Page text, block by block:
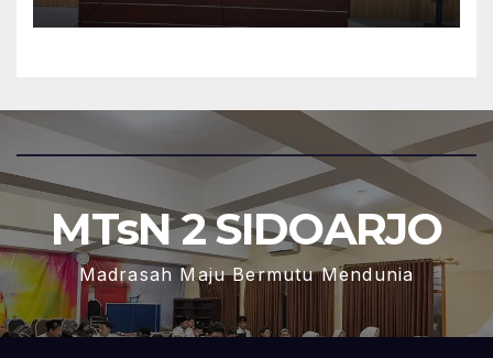
MTsN 2 SIDOARJO
Madrasah Maju Bermutu Mendunia